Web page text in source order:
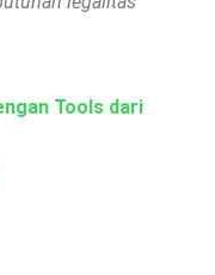
Tools dari